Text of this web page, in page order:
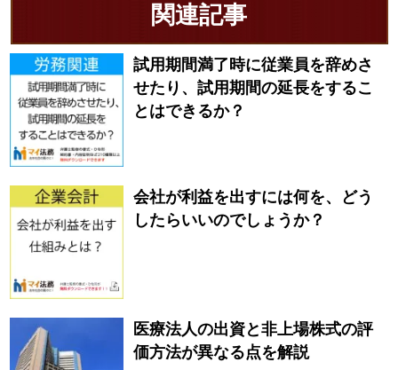
関連記事
試用期間満了時に従業員を辞めさ
せたり、試用期間の延長をするこ
とはできるか？
会社が利益を出すには何を、どう
したらいいのでしょうか？
医療法人の出資と非上場株式の評
価方法が異なる点を解説